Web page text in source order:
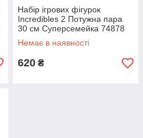
Набір ігрових фігурок
Incredibles 2 Потужна пара
30 см Суперсемейка 74878
Оригінал
Немає в наявності
620 ₴